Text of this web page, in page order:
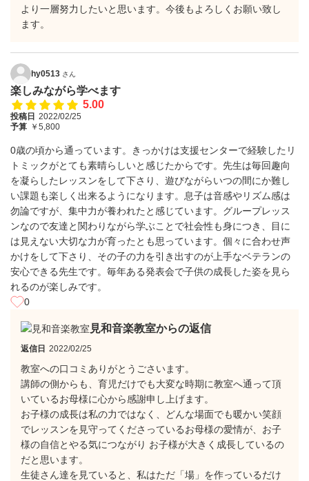
より一層努力したいと思います。今後もよろしくお願い致し
ます。
hy0513 さん
楽しみながら学べます
5.00
投稿日 2022/02/25
予算 ￥5,800
0歳の頃から通っています。きっかけは支援センターで経験したリ
トミックがとても素晴らしいと感じたからです。先生は毎回趣向
を凝らしたレッスンをして下さり、遊びながらいつの間にか難し
い課題も楽しく出来るようになります。息子は音感やリズム感は
勿論ですが、集中力が養われたと感じています。グループレッス
ンなので友達と関わりながら学ぶことで社会性も身につき、目に
は見えない大切な力が育ったとも思っています。個々に合わせ声
かけをして下さり、その子の力を引き出すのが上手なベテランの
安心できる先生です。毎年ある発表会で子供の成長した姿を見ら
れるのが楽しみです。
0
見和音楽教室からの返信
返信日 2022/02/25
教室への口コミありがとうごさいます。
講師の側からも、育児だけでも大変な時期に教室へ通って頂
いているお母様に心から感謝申し上げます。
お子様の成長は私の力ではなく、どんな場面でも暖かい笑顔
でレッスンを見守ってくださっているお母様の愛情が、お子
様の自信とやる気につながり お子様が大きく成長しているの
だと思います。
生徒さん達を見ていると、私はただ「場」を作っているだけ